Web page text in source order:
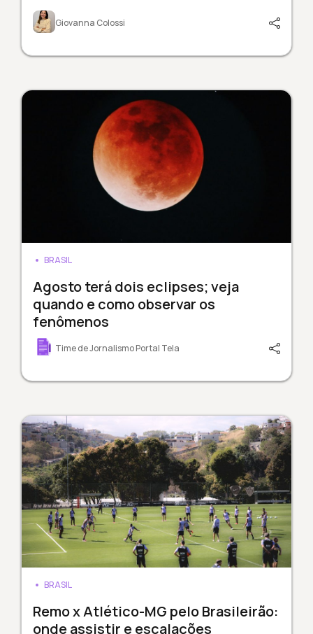
Giovanna Colossi
BRASIL
Agosto terá dois eclipses; veja
quando e como observar os
fenômenos
Time de Jornalismo Portal Tela
BRASIL
Remo x Atlético-MG pelo Brasileirão:
onde assistir e escalações